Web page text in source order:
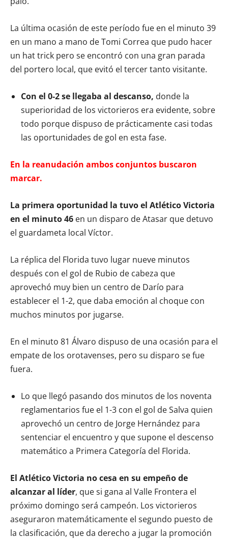
La última ocasión de este período fue en el minuto 39
en un mano a mano de Tomi Correa que pudo hacer
un hat trick pero se encontró con una gran parada
del portero local, que evitó el tercer tanto visitante.
Con el 0-2 se llegaba al descanso, donde la
superioridad de los victorieros era evidente, sobre
todo porque dispuso de prácticamente casi todas
las oportunidades de gol en esta fase.
En la reanudación ambos conjuntos buscaron
marcar.
La primera oportunidad la tuvo el Atlético Victoria
en el minuto 46 en un disparo de Atasar que detuvo
el guardameta local Víctor.
La réplica del Florida tuvo lugar nueve minutos
después con el gol de Rubio de cabeza que
aprovechó muy bien un centro de Darío para
establecer el 1-2, que daba emoción al choque con
muchos minutos por jugarse.
En el minuto 81 Álvaro dispuso de una ocasión para el
empate de los orotavenses, pero su disparo se fue
fuera.
Lo que llegó pasando dos minutos de los noventa
reglamentarios fue el 1-3 con el gol de Salva quien
aprovechó un centro de Jorge Hernández para
sentenciar el encuentro y que supone el descenso
matemático a Primera Categoría del Florida.
El Atlético Victoria no cesa en su empeño de
alcanzar al líder, que si gana al Valle Frontera el
próximo domingo será campeón. Los victorieros
aseguraron matemáticamente el segundo puesto de
la clasificación, que da derecho a jugar la promoción